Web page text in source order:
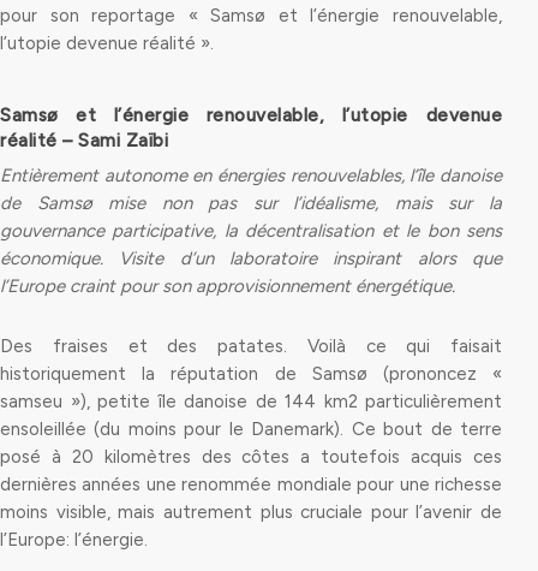
pour son reportage « Samsø et l’énergie renouvelable,
l’utopie devenue réalité ».
Samsø et l’énergie renouvelable, l’utopie devenue
réalité – Sami Zaïbi
Entièrement autonome en énergies renouvelables, l’île danoise
de Samsø mise non pas sur l’idéalisme, mais sur la
gouvernance participative, la décentralisation et le bon sens
économique. Visite d’un laboratoire inspirant alors que
l’Europe craint pour son approvisionnement énergétique.
Des fraises et des patates. Voilà ce qui faisait
historiquement la réputation de Samsø (prononcez «
samseu »), petite île danoise de 144 km2 particulièrement
ensoleillée (du moins pour le Danemark). Ce bout de terre
posé à 20 kilomètres des côtes a toutefois acquis ces
dernières années une renommée mondiale pour une richesse
moins visible, mais autrement plus cruciale pour l’avenir de
l’Europe: l’énergie.